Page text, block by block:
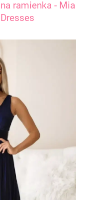
na ramienka - Mia
Dresses